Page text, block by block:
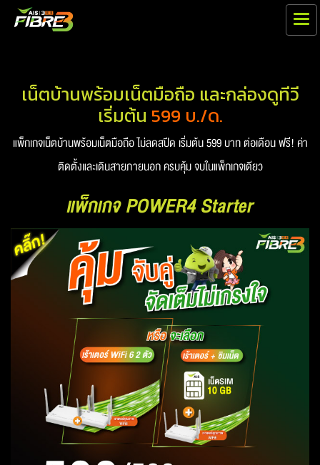
เน็ตบ้านพร้อมเน็ตมือถือ และกล่องดูทีวี
เริ่มต้น 599 บ./ด.
แพ็กเกจเน็ตบ้านพร้อมเน็ตมือถือ ไม่ลดสปีด เริ่มต้น 599 บาท ต่อเดือน ฟรี! ค่า
ติดตั้งและเดินสายภายนอก ครบคุ้ม จบในแพ็กเกจเดียว
แพ็กเกจ POWER4 Starter